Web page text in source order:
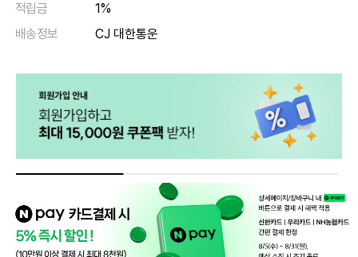
적립금
1%
배송정보
CJ 대한통운